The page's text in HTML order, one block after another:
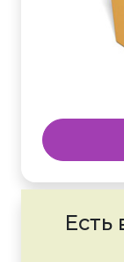
Есть